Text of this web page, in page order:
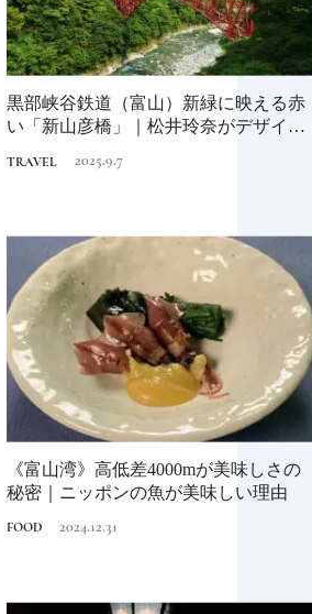
黒部峡谷鉄道（富山）新緑に映える赤
い「新山彦橋」｜松井玲奈がデザイン
TRAVEL 2025.9.7
《富山湾》高低差4000mが美味しさの
秘密｜ニッポンの魚が美味しい理由
FOOD 2024.12.31